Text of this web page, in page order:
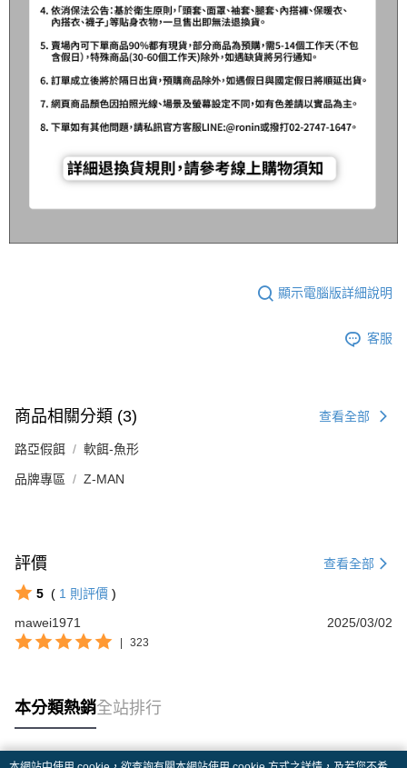
顯示電腦版詳細說明
客服
商品相關分類 (3) 查看全部
路亞假餌 軟餌-魚形
品牌專區 Z-MAN
評價 查看全部
5 ( 1 則評價 )
mawei1971
2025/03/02
| 323
本分類熱銷全站排行